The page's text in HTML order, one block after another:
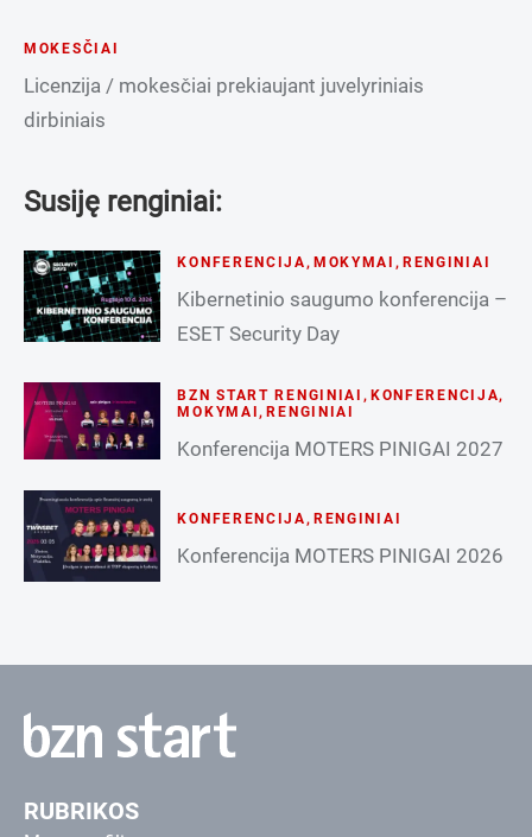
MOKESČIAI
Licenzija / mokesčiai prekiaujant juvelyriniais
dirbiniais
Susiję renginiai:
KONFERENCIJA , MOKYMAI , RENGINIAI
Kibernetinio saugumo konferencija –
ESET Security Day
BZN START RENGINIAI , KONFERENCIJA,
MOKYMAI ,RENGINIAI
Konferencija MOTERS PINIGAI 2027
KONFERENCIJA , RENGINIAI
Konferencija MOTERS PINIGAI 2026
RUBRIKOS